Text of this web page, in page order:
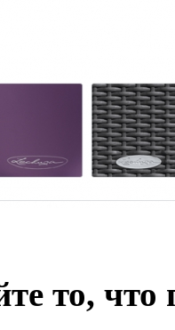
то, что